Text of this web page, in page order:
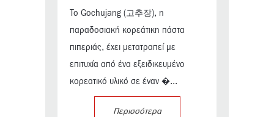
Το Gochujang (고추장), η
παραδοσιακή κορεάτικη πάστα
πιπεριάς, έχει μετατραπεί με
επιτυχία από ένα εξειδικευμένο
κορεατικό υλικό σε έναν �...
Περισσότερα